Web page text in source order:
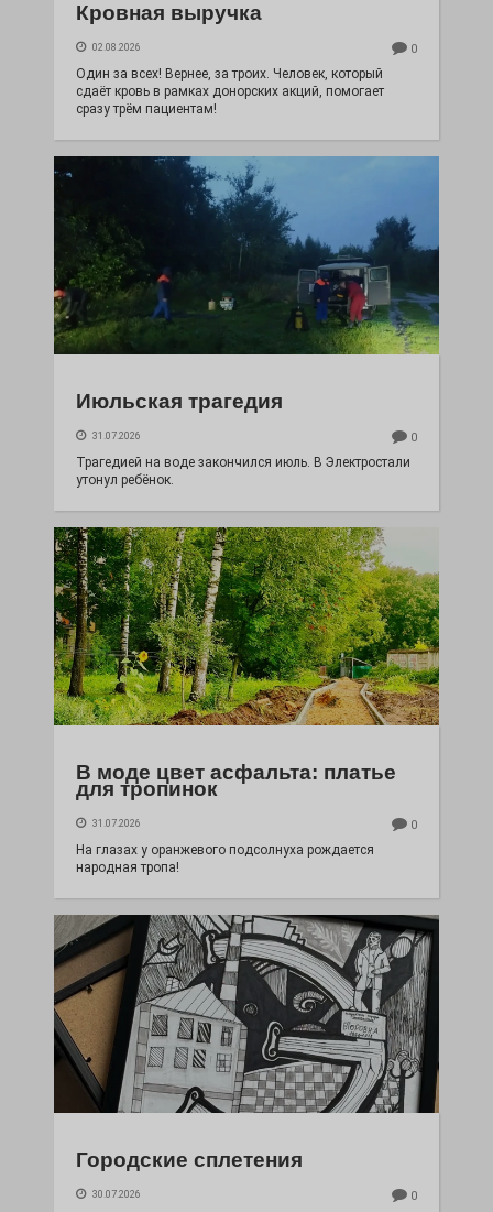
Кровная выручка
02.08.2026 0
Один за всех! Вернее, за троих. Человек, который
сдаёт кровь в рамках донорских акций, помогает
сразу трём пациентам!
Июльская трагедия
31.07.2026 0
Трагедией на воде закончился июль. В Электростали
утонул ребёнок.
В моде цвет асфальта: платье
для тропинок
31.07.2026 0
На глазах у оранжевого подсолнуха рождается
народная тропа!
Городские сплетения
30.07.2026 0